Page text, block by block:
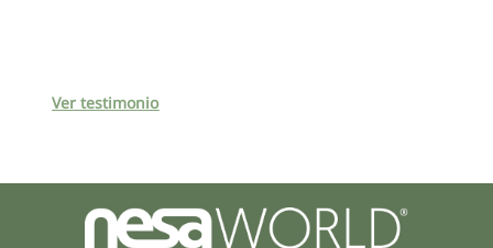
Ver testimonio